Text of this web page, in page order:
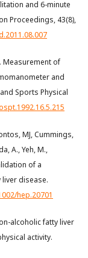
and 6-minute
Proceedings, 43(8),
Measurement of
and
Sports Physical
MJ, Cummings,
A., Yeh, M.,
of a
disease.
hep.20701
alcoholic fatty liver
activity.